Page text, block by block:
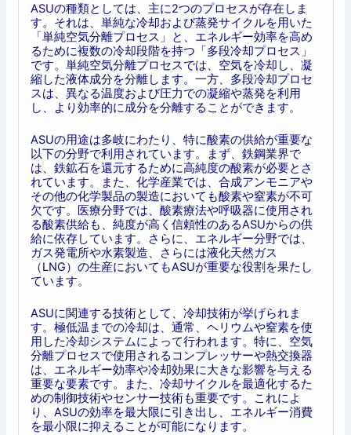
ASUの種類としては、主に2つのプロセスが存在しま
す。それは、単純な冷却および蒸発サイクルを用いた
「単純空気分離プロセス」と、エネルギー効率を高め
るために複数の冷却段階を持つ「多段冷却プロセス」
です。単純空気分離プロセスでは、空気を冷却し、凝
縮した液体成分を分離します。一方、多段冷却プロセ
スは、異なる温度および圧力での凝縮や蒸発を利用
し、より効率的に成分を分離することができます。
ASUの用途は多岐にわたり、特に酸素の供給が重要な
以下の分野で利用されています。まず、鉄鋼業界で
は、鉄鉱石を還元するために高純度の酸素が必要とさ
れています。また、化学産業では、合成アンモニアや
その他の化学製品の製造においても酸素や窒素が不可
欠です。医療分野では、酸素療法や呼吸器に使用され
る酸素供給も、純度が高く信頼性のあるASUからの供
給に依存しています。さらに、エネルギー分野では、
ガス発電所や水素製造、さらには液化天然ガス
（LNG）の生産においてもASUが重要な役割を果たし
ています。
ASUに関連する技術として、冷却技術が挙げられま
す。極低温までの冷却は、通常、ヘリウムや窒素を使
用した冷却システムによって行われます。特に、空気
分離プロセスで使用されるコンプレッサーや熱交換器
は、エネルギー効率や冷却効果に大きな影響を与える
重要な要素です。また、冷却サイクルを最適化するた
めの制御技術やセンサー技術も重要です。これによ
り、ASUの効率を最大限に引き出し、エネルギー消費
を最小限に抑えることが可能になります。